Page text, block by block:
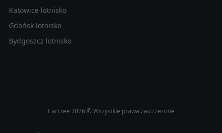
Katowice lotnisko
Gdańsk lotnisko
Bydgoszcz lotnisko
CarFree 2026 © Wszystkie prawa zastrzeżone